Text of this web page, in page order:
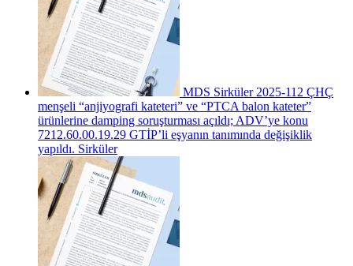
MDS Sirküler 2025-112 ÇHÇ
menşeli “anjiyografi kateteri” ve “PTCA balon kateter”
ürünlerine damping soruşturması açıldı; ADV’ye konu
7212.60.00.19.29 GTİP’li eşyanın tanımında değişiklik
yapıldı. Sirküler